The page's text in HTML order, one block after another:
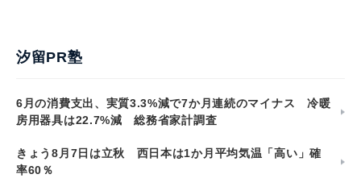
汐留PR塾
6月の消費支出、実質3.3%減で7か月連続のマイナス 冷暖
房用器具は22.7%減 総務省家計調査
きょう8月7日は立秋 西日本は1か月平均気温「高い」確
率60％